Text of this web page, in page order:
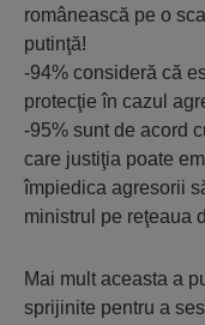
românească pe o
putinţă!
-94% consideră că
protecţie în cazul
-95% sunt de acord
care justiţia poate
împiedica agresorii
ministrul pe reţeaua
Mai mult aceasta a
sprijinite pentru a